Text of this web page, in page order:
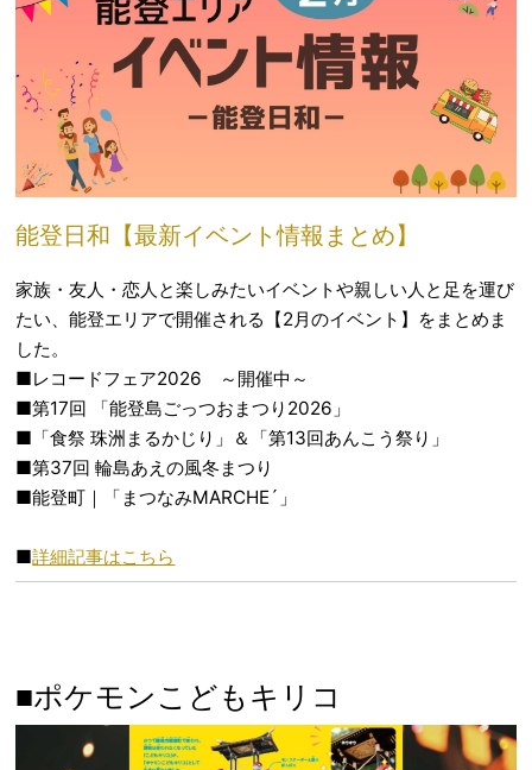
能登日和【最新イベント情報まとめ】
家族・友人・恋人と楽しみたいイベントや親しい人と足を運び
たい、能登エリアで開催される【2月のイベント】をまとめま
した。
■レコードフェア2026 ～開催中～
■第17回 「能登島ごっつおまつり2026」
■「食祭 珠洲まるかじり」＆「第13回あんこう祭り」
■第37回 輪島あえの風冬まつり
■能登町｜「まつなみMARCHE´」
■詳細記事はこちら
■ポケモンこどもキリコ